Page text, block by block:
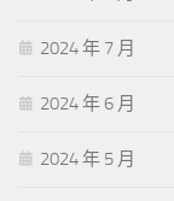
2024 年 7 月
2024 年 6 月
2024 年 5 月